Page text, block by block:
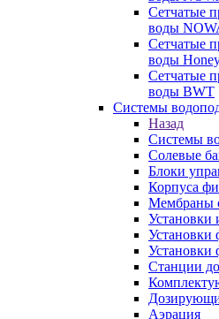
Сетчатые
воды
Сетчатые
воды
Сетчатые
воды BWT
Системы
Назад
Системы
Солевые
Блоки
Корпуса
Мембраны
Установки
Установки
Установки
Станции
Аэрация